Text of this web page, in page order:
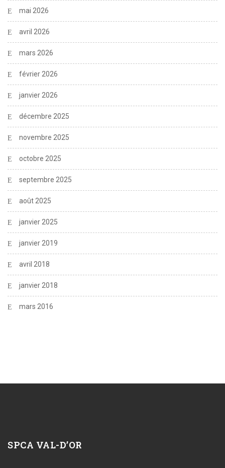
mai 2026
avril 2026
mars 2026
février 2026
janvier 2026
décembre 2025
novembre 2025
octobre 2025
septembre 2025
août 2025
janvier 2025
janvier 2019
avril 2018
janvier 2018
mars 2016
SPCA VAL-D’OR